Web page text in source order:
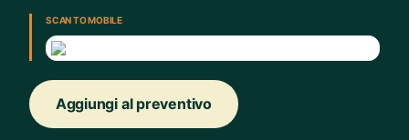
SCAN TO MOBILE
Aggiungi al preventivo